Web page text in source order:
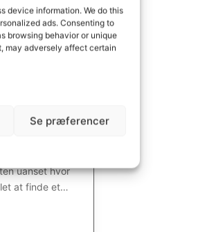
device information. We do this
ads. Consenting to
browsing behavior or unique
may adversely affect certain
Se præferencer
asparges i
a den
uanset hvor
at finde et…